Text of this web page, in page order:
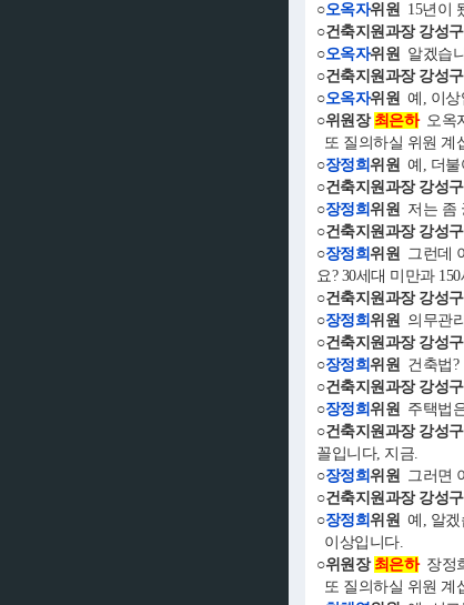
○오옥자위원 15년이
○건축지원과장 강성구
○오옥자위원 알겠습
○건축지원과장 강성구
○오옥자위원 예, 이상
○위원장 최은하오옥
또 질의하실 위원 계
○장정희 위원 예, 더불
○건축지원과장 강성구
○장정희 위원 저는 좀
○건축지원과장 강성구
○장정희 위원 그런데
요? 30세대 미만과
○건축지원과장 강성구
○장정희 위원 의무관
○건축지원과장 강성구
○장정희 위원 건축법?
○건축지원과장 강성구
○장정희 위원 주택법
○건축지원과장 강성구
꼴입니다, 지금.
○장정희 위원 그러면
○건축지원과장 강성구
○장정희 위원 예, 알겠
이상입니다.
○위원장 최은하장정
또 질의하실 위원 계